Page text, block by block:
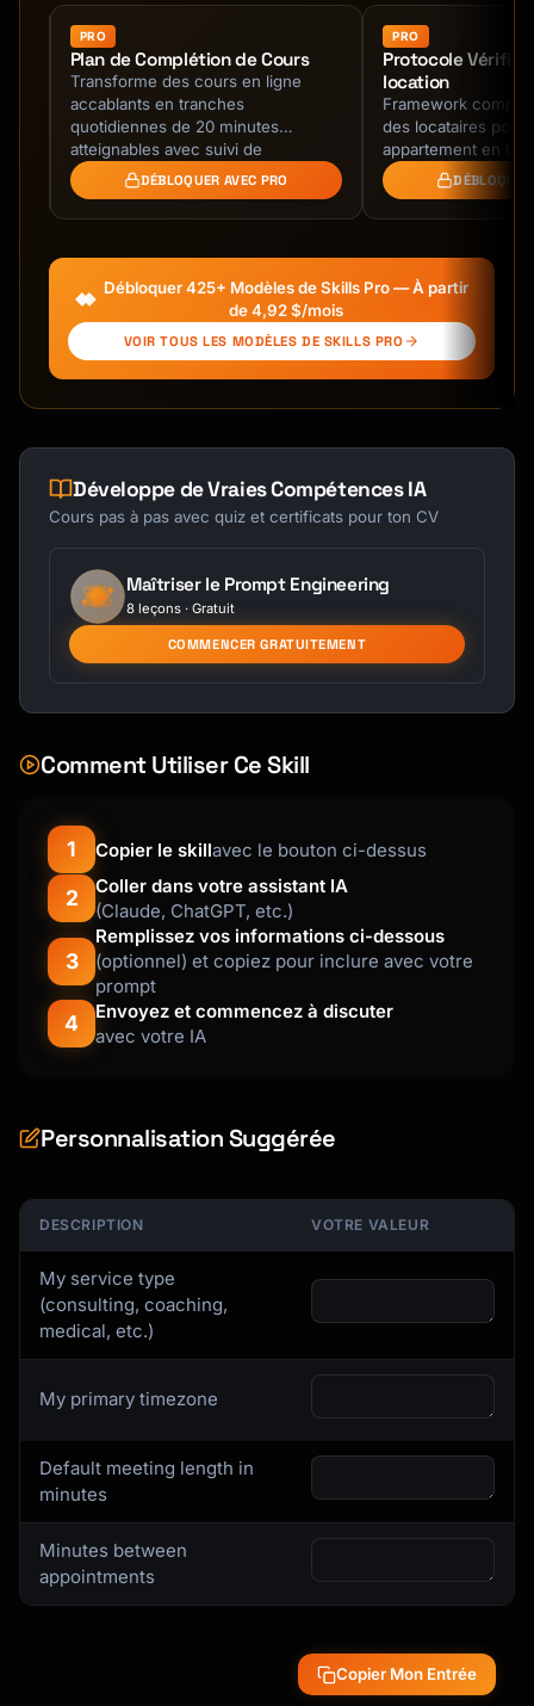
▼             │
│  Calendar Sync      Database Store
Email/SMS Send      │
│  (Google/O365)      (Event Record)
(Reminders)         │
└────────────────────────────────────────────
─────────────────┘
## Availability Configuration
### Basic Availability Rules
```json
    "timezone": "America/New_York",
    "weeklyHours": {
      "tuesday": [{"start": "09:00", "end":
"12:00"}, {"start": "13:00", "end":
"17:00"}],
      "wednesday": [{"start": "09:00", "end":
      "thursday": [{"start": "09:00", "end":
      "friday": [{"start": "09:00", "end":
      "saturday": [],
      "sunday": []
    },
    "dateOverrides": [
      {"date": "2025-12-25", "available":
false, "reason": "Holiday"},
      {"date": "2025-12-31", "hours":
[{"start": "09:00", "end": "12:00"}]}
    ]
```json
  "schedulingRules": {
    "bufferBefore": 15,
    "bufferAfter": 15,
    "slotDuration": 30,
    "dailyLimit": 8,
    "preventBackToBack": false
  }
```
| Rule | Description | Example |
| bufferBefore | Minutes before meeting | 15
PRO
Plan de Complétion de Cours
Transforme des cours en ligne
accablants en tranches
quotidiennes de 20 minutes
atteignables avec suivi de
progression et checkpoints de
motivation.
DÉBLOQUER AVEC PRO
PRO
Protocole
location
Framework
des locataires pour
appartement en
vérification de
exigences …
Débloquer 425+ Modèles de Skills Pro — À partir
de 4,92 $/mois
VOIR TOUS LES MODÈLES DE SKILLS PRO
Développe de Vraies Compétences IA
Cours pas à pas avec quiz et certificats pour ton CV
Maîtriser le Prompt Engineering
8 leçons · Gratuit
COMMENCER GRATUITEMENT
Comment Utiliser Ce Skill
1 Copier le skillavec le bouton ci-dessus
2
Coller dans votre assistant IA
(Claude, ChatGPT, etc.)
3
Remplissez vos informations ci-dessous
(optionnel) et copiez pour inclure avec votre
prompt
4
Envoyez et commencez à discuter
avec votre IA
Personnalisation Suggérée
DESCRIPTION VOTRE VALEUR
My service type
(consulting, coaching,
medical, etc.)
My primary timezone
Default meeting length in
minutes
Minutes between
appointments
Copier Mon Entrée